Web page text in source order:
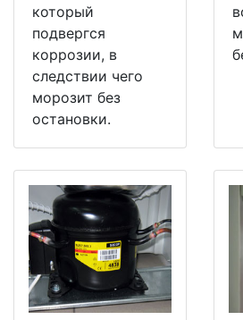
который
подвергся
коррозии, в
следствии чего
морозит без
остановки.